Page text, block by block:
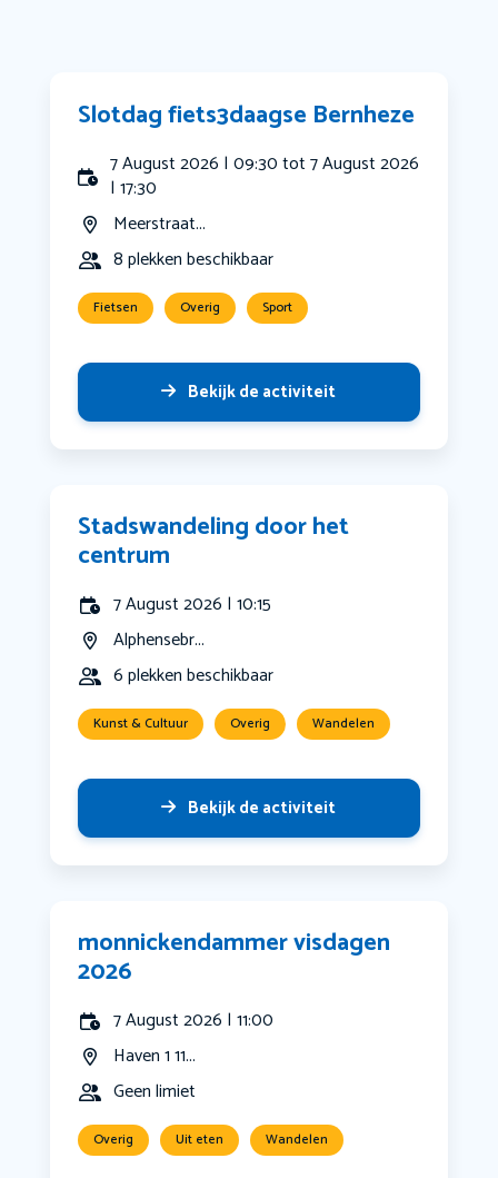
Slotdag fiets3daagse Bernheze
7 August 2026 | 09:30 tot 7 August 2026
| 17:30
Meerstraat...
8 plekken beschikbaar
Fietsen Overig Sport
Bekijk de activiteit
Stadswandeling door het
centrum
7 August 2026 | 10:15
Alphensebr...
6 plekken beschikbaar
Kunst & Cultuur Overig Wandelen
Bekijk de activiteit
monnickendammer visdagen
2026
7 August 2026 | 11:00
Haven 1 11...
Geen limiet
Overig Uit eten Wandelen